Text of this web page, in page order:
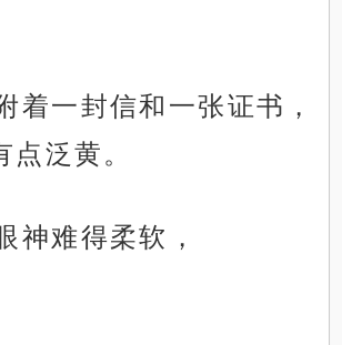
着一封信和一张证书，
泛黄。
神难得柔软，